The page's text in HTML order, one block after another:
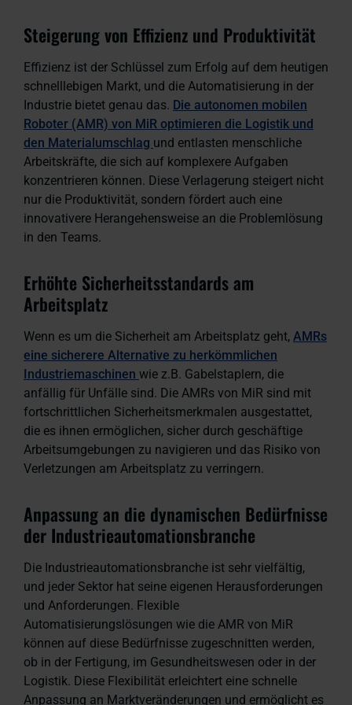
Steigerung von Effizienz und Produktivität
Effizienz ist der Schlüssel zum Erfolg auf dem heutigen
schnelllebigen Markt, und die Automatisierung in der
Industrie bietet genau das. Die autonomen mobilen
Roboter (AMR) von MiR optimieren die Logistik und
den Materialumschlag und entlasten menschliche
Arbeitskräfte, die sich auf komplexere Aufgaben
konzentrieren können. Diese Verlagerung steigert nicht
nur die Produktivität, sondern fördert auch eine
innovativere Herangehensweise an die Problemlösung
in den Teams.
Erhöhte Sicherheitsstandards am
Arbeitsplatz
Wenn es um die Sicherheit am Arbeitsplatz geht, AMRs
eine sicherere Alternative zu herkömmlichen
Industriemaschinen wie z.B. Gabelstaplern, die
anfällig für Unfälle sind. Die AMRs von MiR sind mit
fortschrittlichen Sicherheitsmerkmalen ausgestattet,
die es ihnen ermöglichen, sicher durch geschäftige
Arbeitsumgebungen zu navigieren und das Risiko von
Verletzungen am Arbeitsplatz zu verringern.
Anpassung an die dynamischen Bedürfnisse
der Industrieautomationsbranche
Die Industrieautomationsbranche ist sehr vielfältig,
und jeder Sektor hat seine eigenen Herausforderungen
und Anforderungen. Flexible
Automatisierungslösungen wie die AMR von MiR
können auf diese Bedürfnisse zugeschnitten werden,
ob in der Fertigung, im Gesundheitswesen oder in der
Logistik. Diese Flexibilität erleichtert eine schnelle
Anpassung an Marktveränderungen und ermöglicht es